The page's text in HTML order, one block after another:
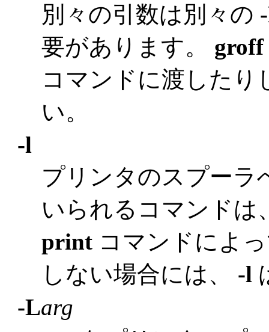
別々の引数は別々の
要があります。 groff
コマンドに渡したり
い。
-l
プリンタのスプーラ
いられるコマンドは
print コマンドによ
しない場合には、 -l
-Larg